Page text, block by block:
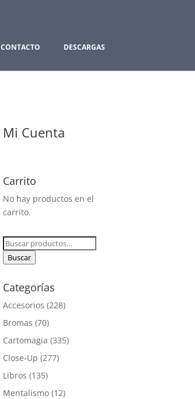
CONTACTO DESCARGAS
Mi Cuenta
Carrito
No hay productos en el
carrito.
Buscar
por:
Buscar
Categorías
Accesorios (228)
Bromas (70)
Cartomagia (335)
Close-Up (277)
Libros (135)
Mentalismo (12)